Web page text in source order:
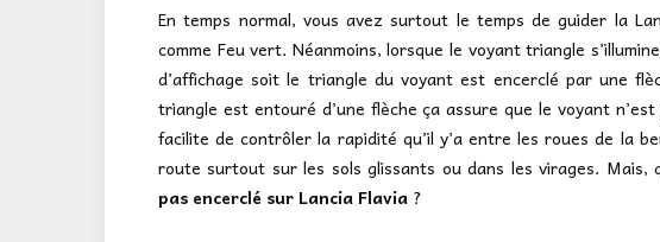
En temps normal, vous avez surtout le temps de guider la
comme Feu vert. Néanmoins, lorsque le voyant triangle
d’affichage soit le triangle du voyant est encerclé par une
triangle est entouré d’une flèche ça assure que le voyant
facilite de contrôler la rapidité qu’il y’a entre les roues de la
route surtout sur les sols glissants ou dans les virages. Mais,
pas encerclé sur Lancia Flavia ?